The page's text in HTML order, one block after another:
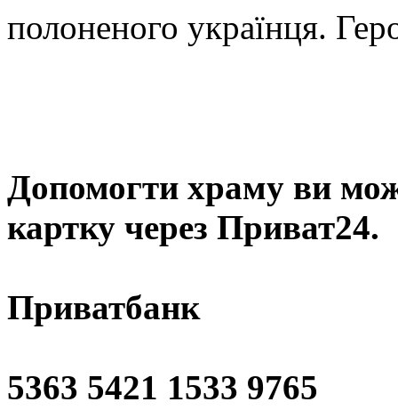
полоненого українця.
Допомогти храму ви
картку через Приват24.
Приватбанк
5363 5421 1533 9765